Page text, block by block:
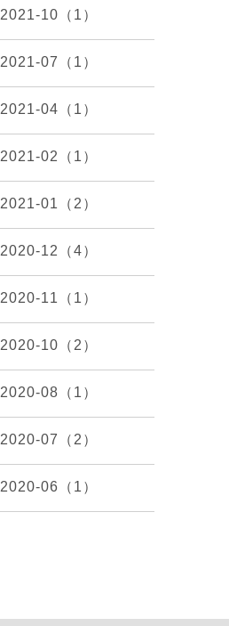
2021-10（1）
2021-07（1）
2021-04（1）
2021-02（1）
2021-01（2）
2020-12（4）
2020-11（1）
2020-10（2）
2020-08（1）
2020-07（2）
2020-06（1）